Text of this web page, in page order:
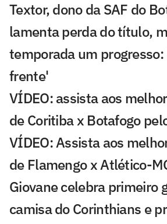
Textor, dono da SAF do
lamenta perda do título,
temporada um
frente'
VÍDEO: assista aos
de Coritiba x Botafogo
VÍDEO: Assista aos
de Flamengo x Atlético-
Giovane celebra primeiro
camisa do Corinthians e